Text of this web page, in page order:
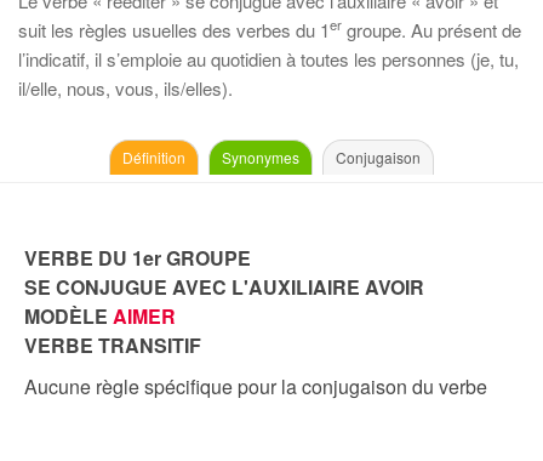
suit les règles usuelles des verbes du 1er groupe. Au présent de
l’indicatif, il s’emploie au quotidien à toutes les personnes (je, tu,
il/elle, nous, vous, ils/elles).
Définition Synonymes Conjugaison
VERBE DU 1er GROUPE
SE CONJUGUE AVEC L'AUXILIAIRE AVOIR
MODÈLE AIMER
VERBE TRANSITIF
Aucune règle spécifique pour la conjugaison du verbe